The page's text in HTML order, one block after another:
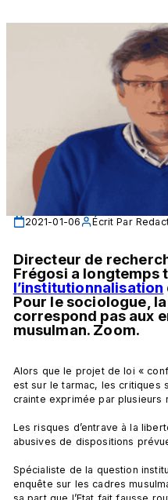
2021-01-06 Écrit Par
Directeur de
l’institutionnalisation
Pour le sociologue,
correspond pas aux
musulman. Zoom.
Alors que le projet de loi «
est sur le tarmac, les critiques
crainte exprimée par plusieurs
Les risques d’entrave à la
abusives de dispositions
Spécialiste de la question
enquête sur les cadres